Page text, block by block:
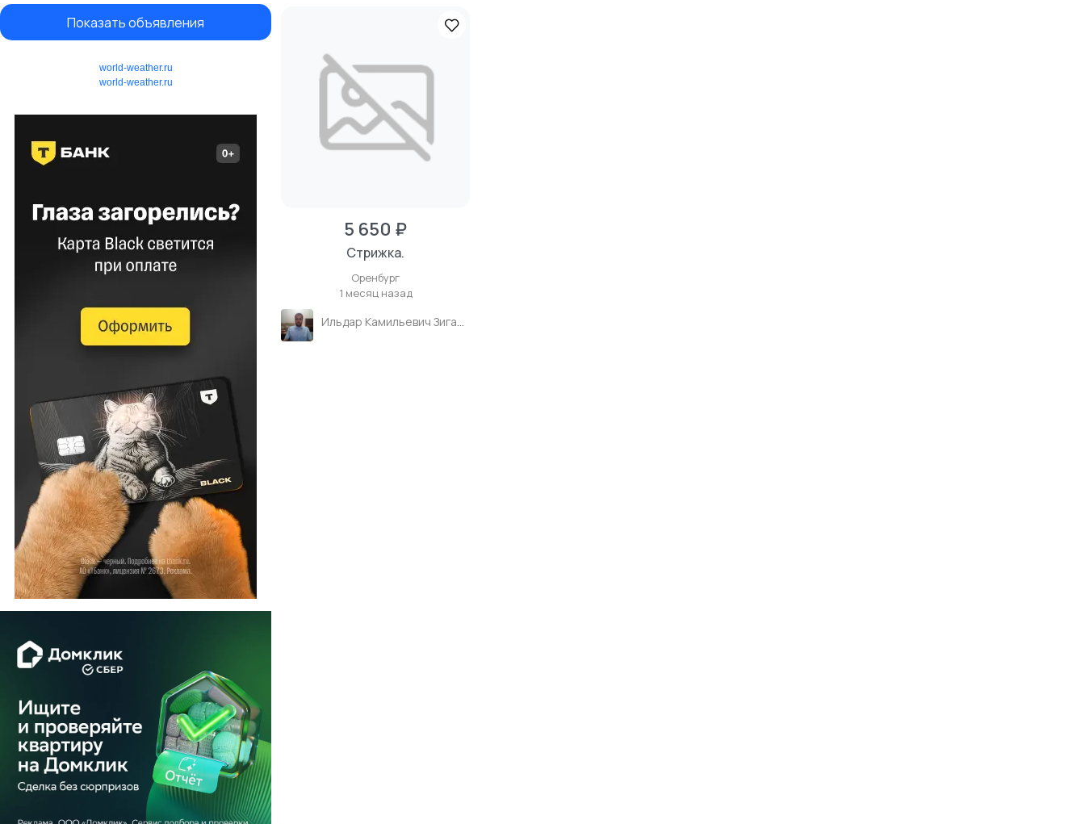
Показать объявления
world-weather.ru
world-weather.ru
5 650 ₽
Стрижка.
Оренбург
1 месяц назад